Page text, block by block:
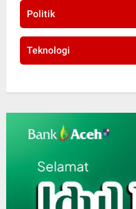
Politik
Teknologi